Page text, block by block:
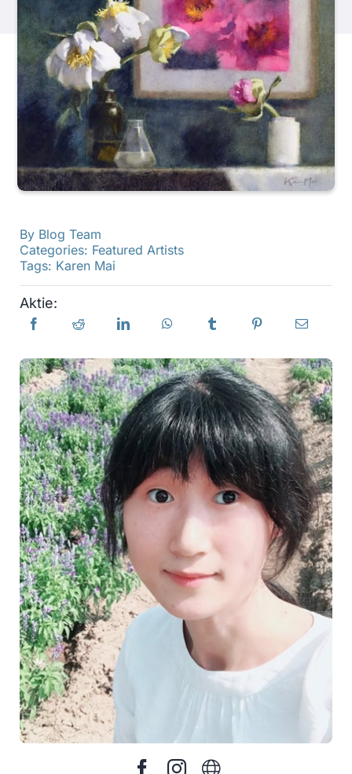
Produkte
Veranstaltungen
Ressourcen
Händler finden
Kontaktieren Sie uns
By Blog Team
Categories: Featured Artists
Tags: Karen Mai
Aktie: